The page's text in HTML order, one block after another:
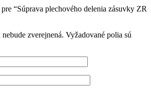
“Súprava plechového delenia zásuvky ZR
zverejnená. Vyžadované polia sú